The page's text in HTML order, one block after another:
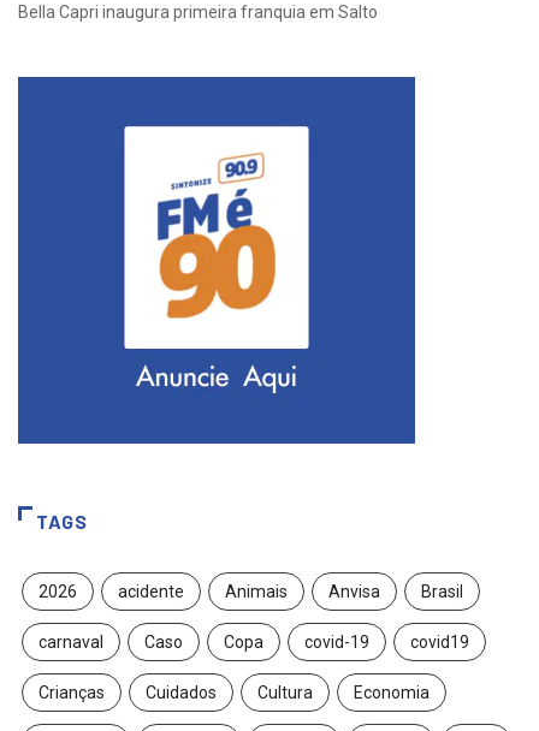
Bella Capri inaugura primeira franquia em Salto
TAGS
2026 acidente Animais Anvisa Brasil
carnaval Caso Copa covid-19 covid19
Crianças Cuidados Cultura Economia